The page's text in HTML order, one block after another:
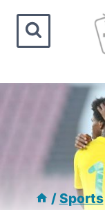
contenu
/Sports